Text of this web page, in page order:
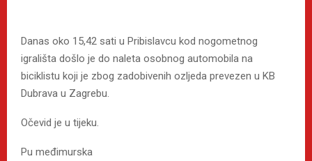
Danas oko 15,42 sati u Pribislavcu kod nogometnog
igrališta došlo je do naleta osobnog automobila na
biciklistu koji je zbog zadobivenih ozljeda prevezen u KB
Dubrava u Zagrebu.
Očevid je u tijeku.
Pu međimurska